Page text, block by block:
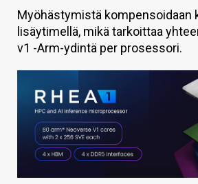
TIETOA
HINTA.FI
VAIHDA TEEMA
HAKU
Myöhästymistä kompensoidaan
lisäytimellä, mikä tarkoittaa
v1 -Arm-ydintä per prosessori.